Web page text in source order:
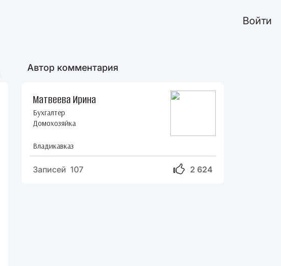
Войти
Автор комментария
Матвеева Ирина
Бухгалтер
Домохозяйка
Владикавказ
2 624
Записей 107